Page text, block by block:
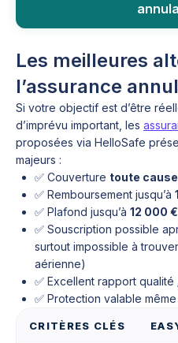
Les meilleures
l’assurance
Si votre objectif est d’être
d’imprévu important, les
proposées via HelloSafe
majeurs :
✅ Couverture toute
✅ Remboursement jusqu’à
✅ Plafond jusqu’à 12 000 €
✅ Souscription possible
surtout impossible à
aérienne)
✅ Excellent rapport qualité
✅ Protection valable
CRITÈRES CLÉS